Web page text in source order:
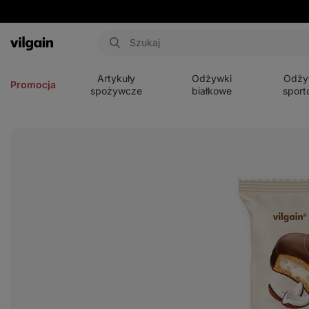
Aktin
Promocja
Artykuły
spożywcze
Odżywki
białkowe